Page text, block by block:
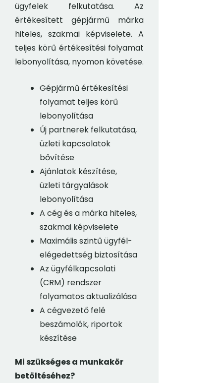
ügyfelek felkutatása. Az
értékesített gépjármű márka
hiteles, szakmai képviselete. A
teljes körű értékesítési folyamat
lebonyolítása, nyomon követése.
Gépjármű értékesítési
folyamat teljes körű
lebonyolítása
Új partnerek felkutatása,
üzleti kapcsolatok
bővítése
Ajánlatok készítése,
üzleti tárgyalások
lebonyolítása
A cég és a márka hiteles,
szakmai képviselete
Maximális szintű ügyfél-
elégedettség biztosítása
Az ügyfélkapcsolati
(CRM) rendszer
folyamatos aktualizálása
A cégvezető felé
beszámolók, riportok
készítése
Mi szükséges a munkakör
betöltéséhez?